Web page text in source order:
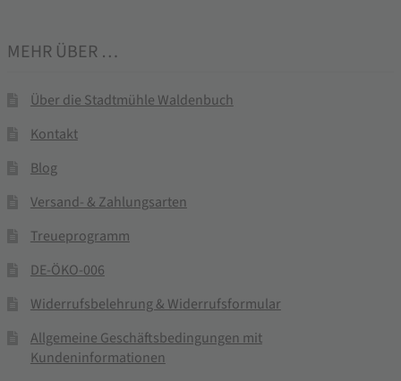
MEHR ÜBER …
Über die Stadtmühle Waldenbuch
Kontakt
Blog
Versand- & Zahlungsarten
Treueprogramm
DE-ÖKO-006
Widerrufsbelehrung & Widerrufsformular
Allgemeine Geschäftsbedingungen mit
Kundeninformationen